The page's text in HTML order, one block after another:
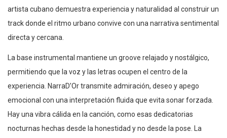
artista cubano demuestra experiencia y naturalidad al construir un
track donde el ritmo urbano convive con una narrativa sentimental
directa y cercana.
La base instrumental mantiene un groove relajado y nostálgico,
permitiendo que la voz y las letras ocupen el centro de la
experiencia. NarraD’Or transmite admiración, deseo y apego
emocional con una interpretación fluida que evita sonar forzada.
Hay una vibra cálida en la canción, como esas dedicatorias
nocturnas hechas desde la honestidad y no desde la pose. La